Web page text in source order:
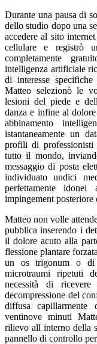
Durante una pausa di
dello studio dopo una
accedere al sito
cellulare e registrò
completamente
intelligenza artificiale
di interesse
Matteo selezionò le
lesioni del piede e
danza e infine al
abbinamento
istantaneamente un
profili di
tutto il mondo,
messaggio di posta
individuato undici
perfettamente
impingement posteriore
Matteo non volle
pubblica inserendo i
il dolore acuto alla
flessione plantare
un os trigonum o di
microtraumi ripetuti
necessità di
decompressione del
diffusa
ventinove minuti
rilievo all interno della
pannello di controllo